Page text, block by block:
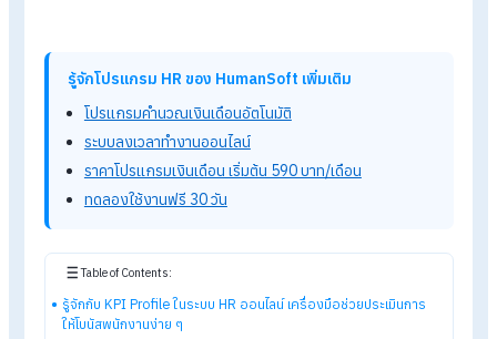
ออนไลน์ ที่ช่วยให้การ
ผลงานเป็นระบบ โปร่งใส และสะดวกยิ่งขึ้น เพราะสามารถรวบรวม
ข้อมูลพฤติกรรมการทำงานของพนักงานได้อัตโนมัติตลอดทั้งปี
พร้อมสรุปผลในรูปแบบที่เข้าใจง่ายและนำไปใช้ประกอบการให้โบนั
ทันที
Tips!อ่านบทความเพิ่มเติมได้ที่ >>จ่ายเงินโบนัสให้พนักงาน ใช้ห
เกณฑ์ไหนดี?